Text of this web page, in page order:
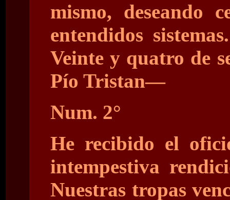
mismo, deseando
entendidos
Veinte y quatro de
Pío Tristan—
Num. 2°
He recibido el
intempestiva
Nuestras tropas